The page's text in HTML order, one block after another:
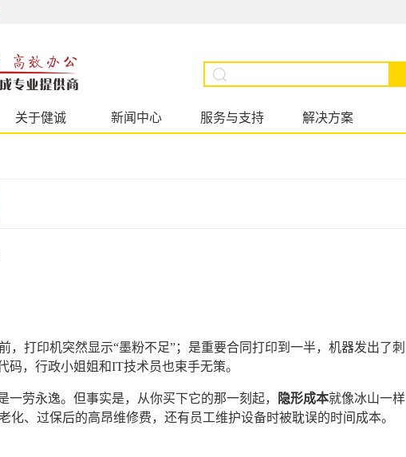
关于健诚 新闻中心 服务与支持 解决方案
，打印机突然显示“墨粉不足”；是重要合同打印到一半，机器发出了刺
码，行政小姐姐和IT技术员也束手无策。
劳永逸。但事实是，从你买下它的那一刻起， 隐形成本就像冰山一样
、过保后的高昂维修费，还有员工维护设备时被耽误的时间成本。